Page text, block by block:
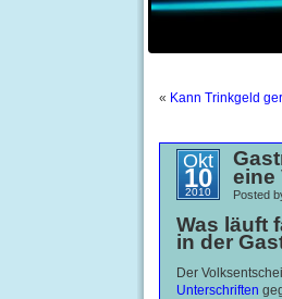
« Kann Trinkgeld
Okt
10
2010
eine
Posted
Was läuft
in der
Der
Unterschriften